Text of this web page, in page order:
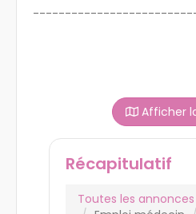
Afficher
Récapitulatif
Toutes les annonces